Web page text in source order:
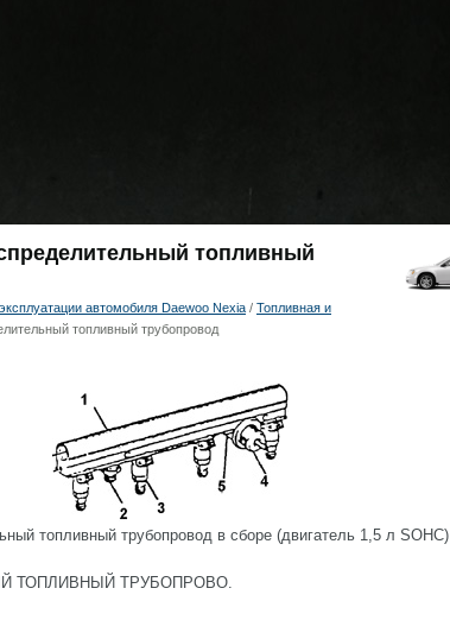
топливный
автомобиля Daewoo Nexia / Топливная и
топливный трубопровод
топливный трубопровод в сборе (двигатель 1,5 л SOHC)
ТОПЛИВНЫЙ ТРУБОПРОВО.